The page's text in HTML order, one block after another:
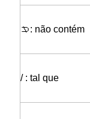
: não contém
/ : tal que